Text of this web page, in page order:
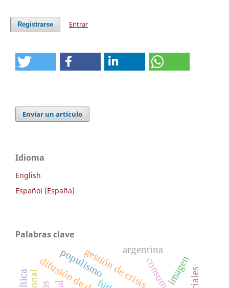
Registrarse Entrar
Enviar un artículo
Idioma
English
Español (España)
Palabras clave
gestión de crisis imagen
populismo argentina